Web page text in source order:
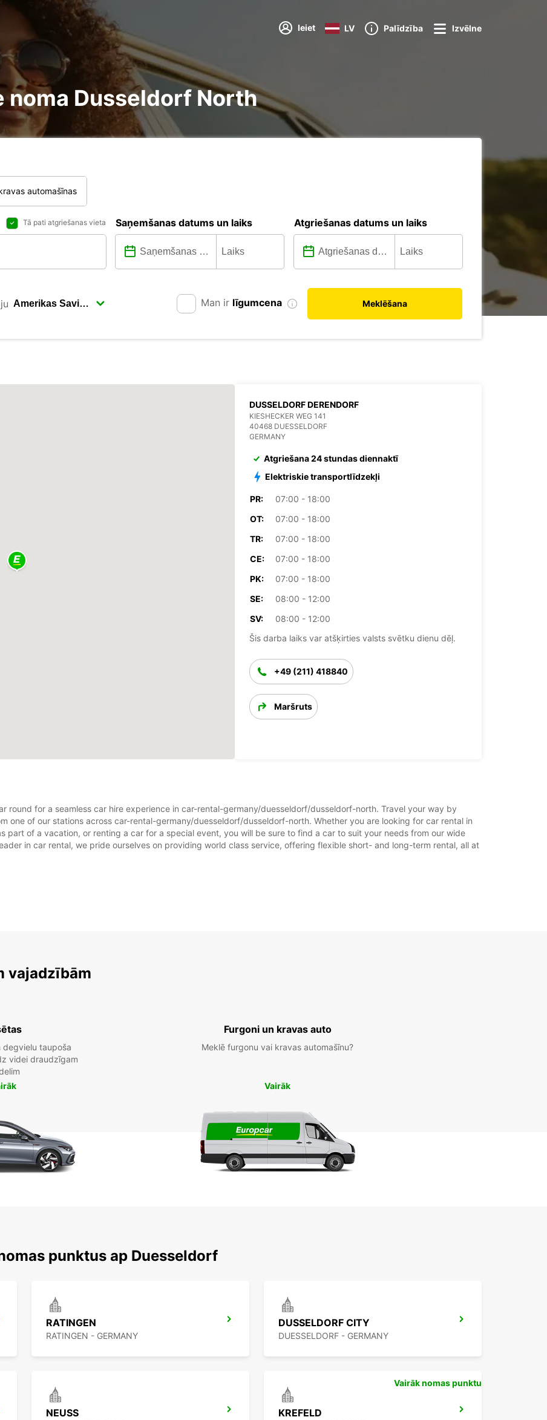
Ieiet LV Palīdzība Izvēlne
Dusseldorf North
automašīnas
Tā pati atgriešanas vieta Saņemšanas datums un laiks Atgriešanas datums un laiks
Man ir līgumcena Meklēšana
DUSSELDORF DERENDORF
KIESHECKER WEG 141
40468 DUESSELDORF
GERMANY
Atgriešana 24 stundas diennaktī
Elektriskie transportlīdzekļi
PR:
07:00 - 18:00
OT:
07:00 - 18:00
TR:
07:00 - 18:00
CE:
07:00 - 18:00
PK:
07:00 - 18:00
SE:
08:00 - 12:00
SV:
08:00 - 12:00
Šis darba laiks var atšķirties valsts svētku dienu dēļ.
+49 (211) 418840
Maršruts
round for a seamless car hire experience in car-rental-germany/duesseldorf/dusseldorf-north. Travel your way by
one of our stations across car-rental-germany/duesseldorf/dusseldorf-north. Whether you are looking for car rental in
part of a vacation, or renting a car for a special event, you will be sure to find a car to suit your needs from our wide
in car rental, we pride ourselves on providing world class service, offering flexible short- and long-term rental, all at
vajadzībām
taupoša
videi draudzīgam
Furgoni un kravas auto
Meklē furgonu vai kravas automašīnu?
Vairāk
punktus ap Duesseldorf
RATINGEN
RATINGEN - GERMANY
DUSSELDORF CITY
DUESSELDORF - GERMANY
NEUSS KREFELD
Vairāk nomas punktu